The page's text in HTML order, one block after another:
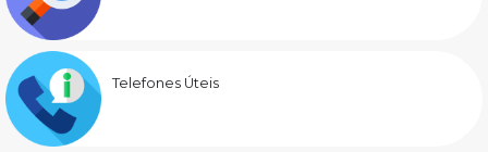
Telefones Úteis